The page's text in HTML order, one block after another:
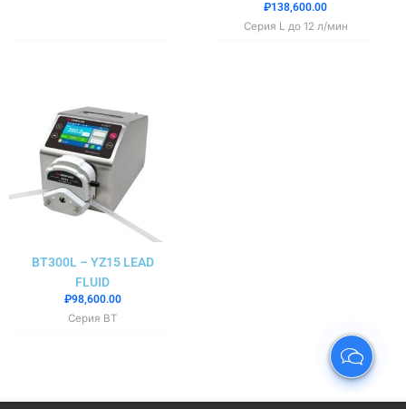
₽138,600.00
Серия L до 12 л/мин
BT300L – YZ15 LEAD
FLUID
₽98,600.00
Серия BT